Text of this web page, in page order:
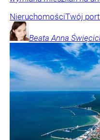
NieruchomościTwój
Beata Anna